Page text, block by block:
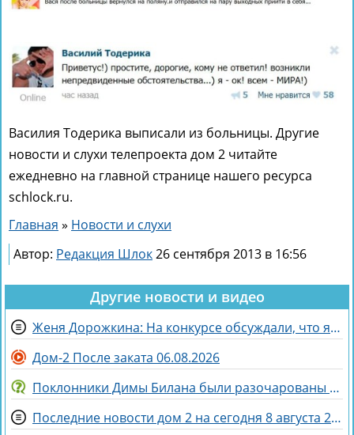
Василия Тодерика выписали из больницы. Другие
новости и слухи телепроекта дом 2 читайте
ежедневно на главной странице нашего ресурса
schlock.ru.
Главная » Новости и слухи
Автор: Редакция Шлок26 сентября 2013 в 16:56
Другие новости и видео
Женя Дорожкина: На конкурсе обсуждали, что я злая и мстительная
Дом-2 После заката 06.08.2026
Поклонники Димы Билана были разочарованы его последним концертом
Последние новости дом 2 на сегодня 8 августа 2026